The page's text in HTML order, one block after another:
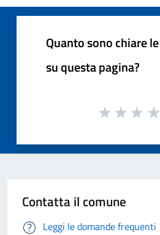
Quanto sono chiare
su questa pagina?
Contatta il comune
Leggi le domande frequenti